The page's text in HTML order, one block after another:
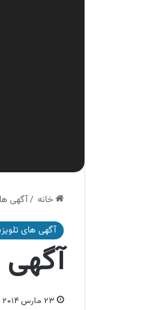
خانه /آگهی
آگهی های
۲۳ مارس ۲۰۱۴